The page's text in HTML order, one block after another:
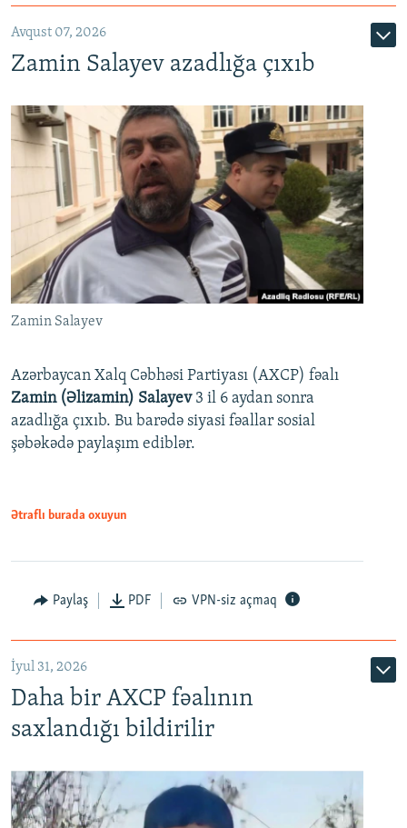
Avqust 07, 2026
Zamin Salayev azadlığa çıxıb
Zamin Salayev
Azərbaycan Xalq Cəbhəsi Partiyası (AXCP) fəalı
Zamin (Əlizamin) Salayev 3 il 6 aydan sonra
azadlığa çıxıb. Bu barədə siyasi fəallar sosial
şəbəkədə paylaşım ediblər.
Ətraflı burada oxuyun
Paylaş PDF VPN-siz açmaq
İyul 31, 2026
Daha bir AXCP fəalının
saxlandığı bildirilir